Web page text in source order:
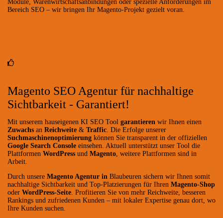
Module, Warenwirtschaftsanbindungen oder spezielle Anforderungen im
Bereich SEO – wir bringen Ihr Magento-Projekt gezielt voran.
Magento SEO Agentur für nachhaltige
Sichtbarkeit - Garantiert!
Mit unserem hauseigenen KI SEO Tool garantieren wir Ihnen einen
Zuwachs an Reichweite & Traffic . Die Erfolge unserer
Suchmaschinenoptimierung können Sie transparent in der offiziellen
Google Search Console einsehen. Aktuell unterstützt unser Tool die
Plattformen WordPress und Magento , weitere Plattformen sind in
Arbeit.
Durch unsere Magento Agentur in Blaubeuren sichern wir Ihnen somit
nachhaltige Sichtbarkeit und Top-Platzierungen für Ihren Magento-Shop
oder WordPress-Seite . Profitieren Sie von mehr Reichweite, besseren
Rankings und zufriedenen Kunden – mit lokaler Expertise genau dort, wo
Ihre Kunden suchen.